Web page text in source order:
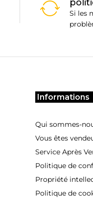
Si les
Informations
Qui sommes-
Vous êtes
Service Après
Politique de
Propriété
Politique de